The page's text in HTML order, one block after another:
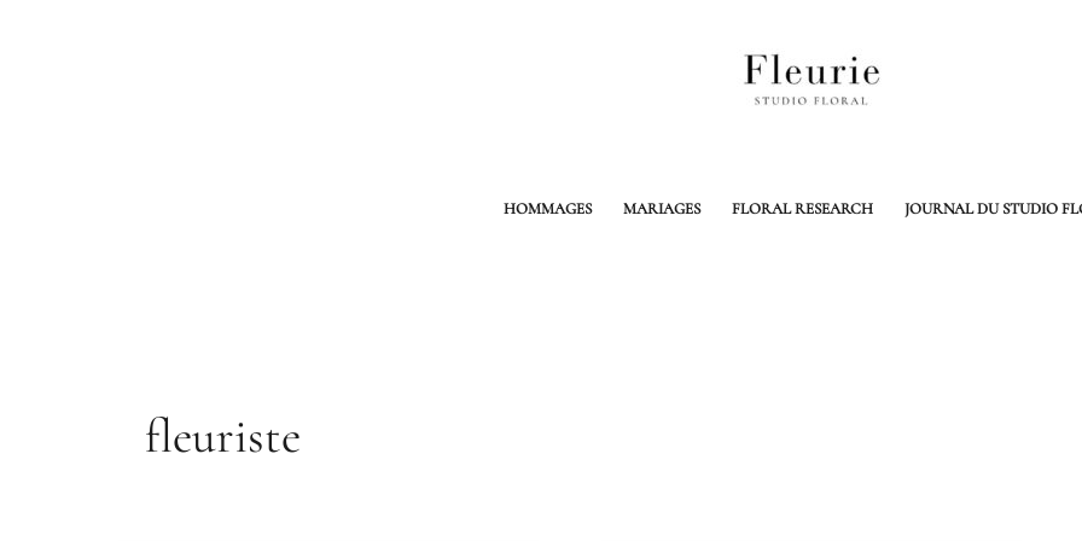
HOMMAGES MARIAGES FLORAL RESEARCH JOURNAL DU STUDIO
fleuriste